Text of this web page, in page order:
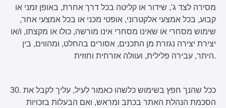
מסירה לצד ג', שידור או קליטה בכל דרך אחרת, באופן זמני או
קבוע, בכל אמצעי אלקטרוני, אופטי מכני או בכל אמצעי אחר,
שימוש מסחרי או שאינו מסחרי אינו מורשה, כולו או מקצתו, ו/או
יצירת יצירה נגזרת מן התכנים, אסורים בהחלט, ומהווים, בין
היתר, עבירה פלילית, ועוולה אזרחית וחוזית.
30. ככל שהנך חפץ בשימוש כלשהו כאמור לעיל, עליך לקבל את
הסכמת הנהלת האתר בכתב ומראש, ואם הבעלות בזכויות